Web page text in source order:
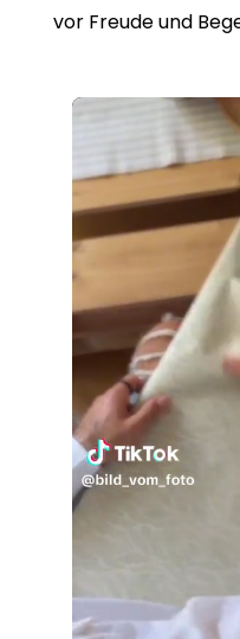
vor Freude und